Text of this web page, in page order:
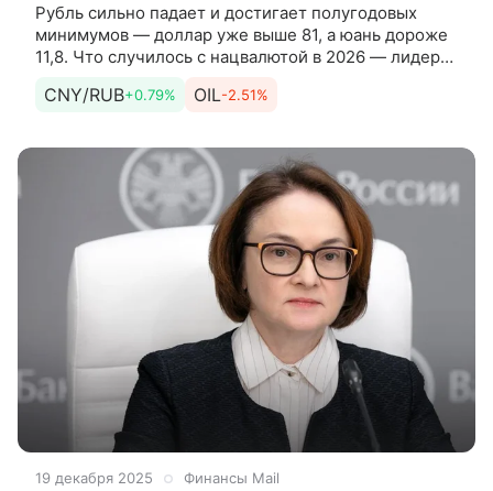
Рубль сильно падает и достигает полугодовых
минимумов — доллар уже выше 81, а юань дороже
11,8. Что случилось с нацвалютой в 2026 — лидером
аналитик «БКС Мир
CNY/RUB+0.79% OIL-2.51%
19 декабря 2025 Финансы Mail